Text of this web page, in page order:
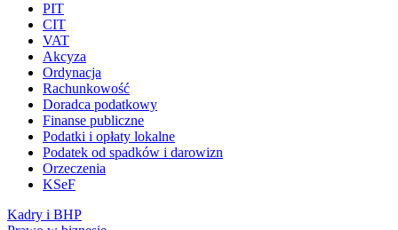
PIT
CIT
VAT
Akcyza
Ordynacja
Rachunkowość
Doradca podatkowy
Finanse publiczne
Podatki i opłaty lokalne
Podatek od spadków i darowizn
Orzeczenia
KSeF
Kadry i BHP